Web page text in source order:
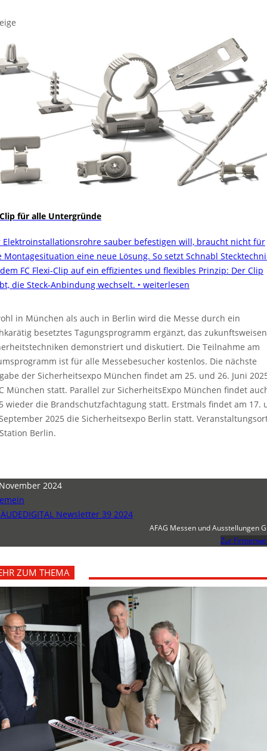
für alle Untergründe
Elektroinstallationsrohre sauber befestigen will, braucht nicht für
Montagesituation eine neue Lösung. So setzt Schnabl
FC Flexi-Clip auf ein effizientes und flexibles Prinzip: Der Clip
die Steck-Anbindung wechselt. ‣ weiterlesen
in München als auch in Berlin wird die Messe durch ein
besetztes Tagungsprogramm ergänzt, das
demonstriert und diskutiert. Die Teilnahme am
ist für alle Messebesucher kostenlos. Die nächste
der Sicherheitsexpo München findet am 25. und 26. Juni
München statt. Parallel zur SicherheitsExpo München findet
wieder die Brandschutzfachtagung statt. Erstmals findet am 17.
2025 die Sicherheitsexpo Berlin statt.
Berlin.
2024
Newsletter 39 2024
AFAG Messen und Ausstellungen
Zur
ZUM THEMA